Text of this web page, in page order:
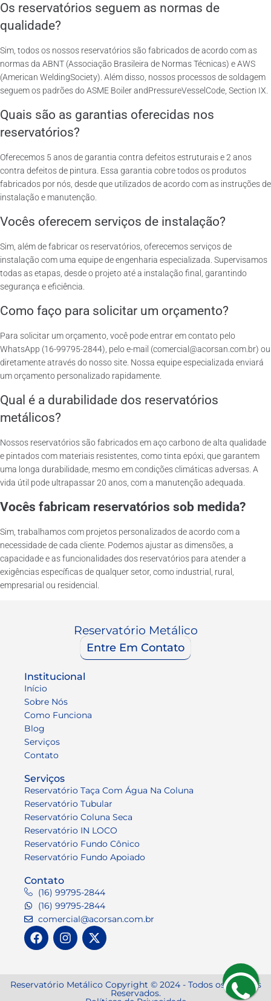
Os reservatórios seguem as normas de
qualidade?
Sim, todos os nossos reservatórios são fabricados de acordo com as
normas da ABNT (Associação Brasileira de Normas Técnicas) e AWS
(American WeldingSociety). Além disso, nossos processos de soldagem
seguem os padrões do ASME Boiler andPressureVesselCode, Section IX.
Quais são as garantias oferecidas nos
reservatórios?
Oferecemos 5 anos de garantia contra defeitos estruturais e 2 anos
contra defeitos de pintura. Essa garantia cobre todos os produtos
fabricados por nós, desde que utilizados de acordo com as instruções de
instalação e manutenção.
Vocês oferecem serviços de instalação?
Sim, além de fabricar os reservatórios, oferecemos serviços de
instalação com uma equipe de engenharia especializada. Supervisamos
todas as etapas, desde o projeto até a instalação final, garantindo
segurança e eficiência.
Como faço para solicitar um orçamento?
Para solicitar um orçamento, você pode entrar em contato pelo
WhatsApp (16-99795-2844), pelo e-mail (comercial@acorsan.com.br) ou
diretamente através do nosso site. Nossa equipe especializada enviará
um orçamento personalizado rapidamente.
Qual é a durabilidade dos reservatórios
metálicos?
Nossos reservatórios são fabricados em aço carbono de alta qualidade
e pintados com materiais resistentes, como tinta epóxi, que garantem
uma longa durabilidade, mesmo em condições climáticas adversas. A
vida útil pode ultrapassar 20 anos, com a manutenção adequada.
Vocês fabricam reservatórios sob medida?
Sim, trabalhamos com projetos personalizados de acordo com a
necessidade de cada cliente. Podemos ajustar as dimensões, a
capacidade e as funcionalidades dos reservatórios para atender a
exigências específicas de qualquer setor, como industrial, rural,
empresarial ou residencial.
Reservatório Metálico
Entre Em Contato
Institucional
Início
Sobre Nós
Como Funciona
Blog
Serviços
Contato
Serviços
Reservatório Taça Com Água Na Coluna
Reservatório Tubular
Reservatório Coluna Seca
Reservatório IN LOCO
Reservatório Fundo Cônico
Reservatório Fundo Apoiado
Contato
(16) 99795-2844
(16) 99795-2844
comercial@acorsan.com.br
Reservatório Metálico Copyright © 2024 - Todos os Direitos
Reservados.